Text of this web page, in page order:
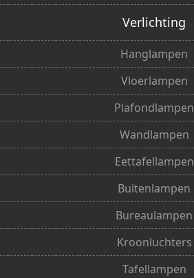
Verlichting
Hanglampen
Vloerlampen
Plafondlampen
Wandlampen
Eettafellampen
Buitenlampen
Bureaulampen
Kroonluchters
Tafellampen